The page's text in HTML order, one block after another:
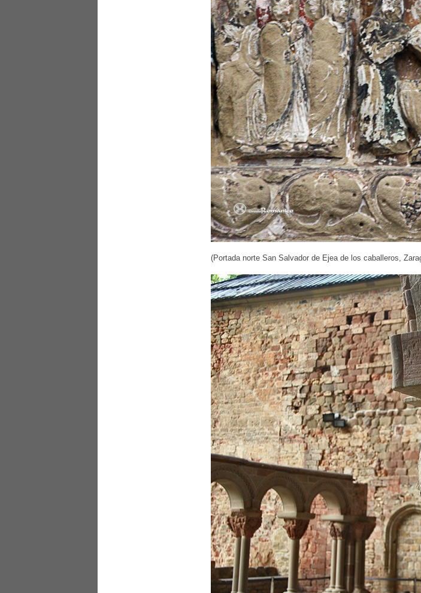
(Portada norte San Salvador de Ejea de los caballeros,